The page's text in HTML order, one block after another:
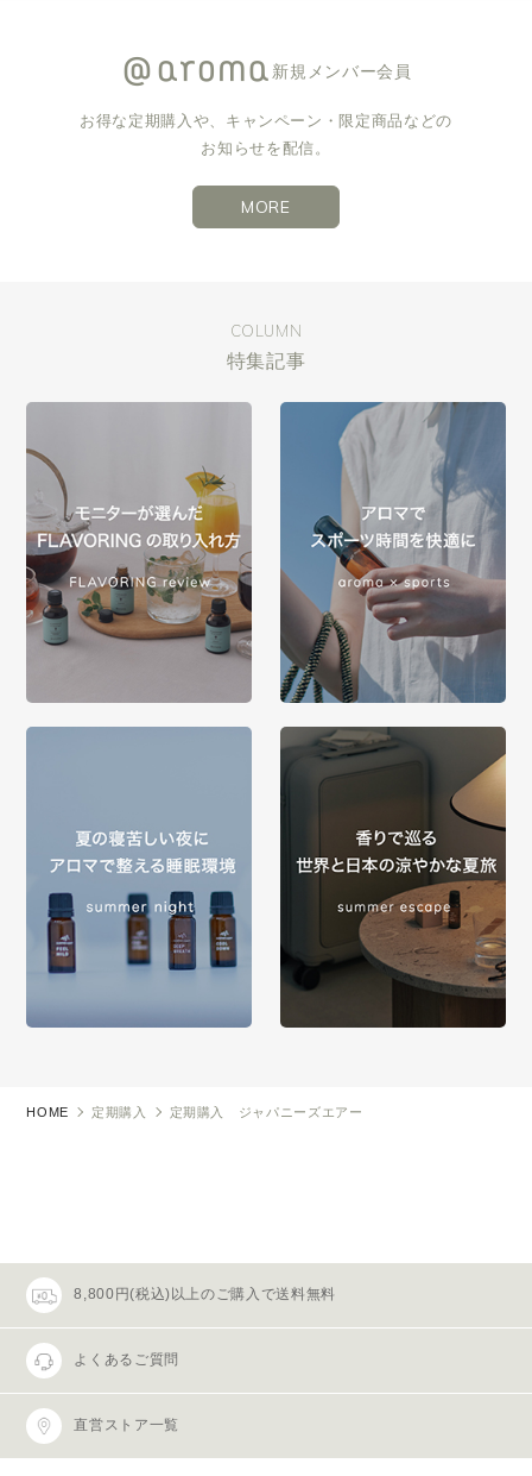
新規メンバー会員
お得な定期購入や、キャンペーン・限定商品などの
お知らせを配信。
MORE
COLUMN
特集記事
HOME 定期購入 定期購入 ジャパニーズエアー
8,800円(税込)以上のご購入で送料無料
よくあるご質問
直営ストア一覧